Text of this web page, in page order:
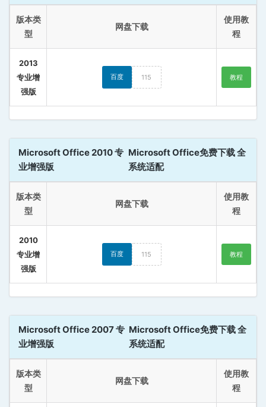
版本类
型
网盘下载
使用教
程
2013
专业增
强版
百度 115 教程
Microsoft Office 2010 专
业增强版
Microsoft Office免费下载 全
系统适配
版本类
型
网盘下载
使用教
程
2010
专业增
强版
百度 115 教程
Microsoft Office 2007 专
业增强版
Microsoft Office免费下载 全
系统适配
版本类
型
网盘下载
使用教
程